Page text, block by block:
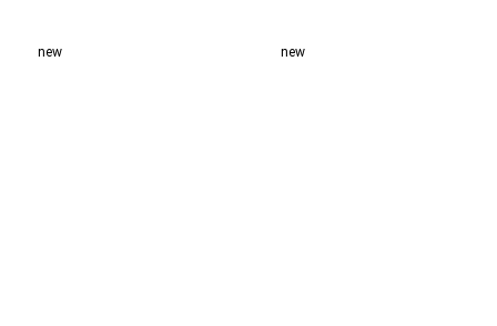
new new